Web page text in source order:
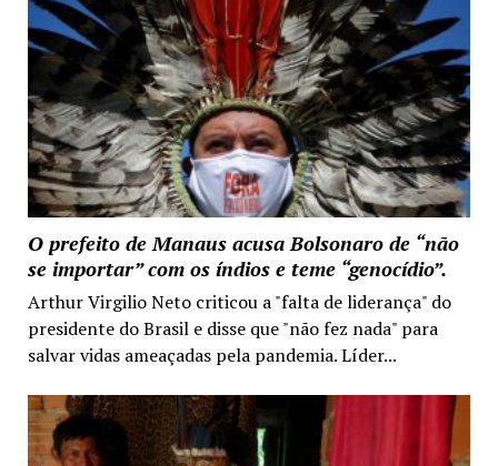
O prefeito de Manaus acusa Bolsonaro de “não
se importar” com os índios e teme “genocídio”.
Arthur Virgilio Neto criticou a "falta de liderança" do
presidente do Brasil e disse que "não fez nada" para
salvar vidas ameaçadas pela pandemia. Líder...